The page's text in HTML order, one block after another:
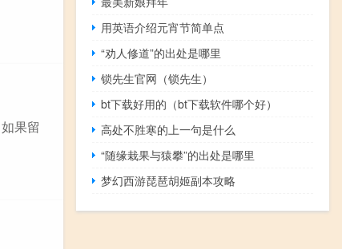
果留
用英语介绍元宵节简单点
“劝人修道”的出处是哪里
锁先生官网（锁先生）
bt下载好用的（bt下载软件哪个好）
高处不胜寒的上一句是什么
“随缘栽果与猿攀”的出处是哪里
梦幻西游琵琶胡姬副本攻略